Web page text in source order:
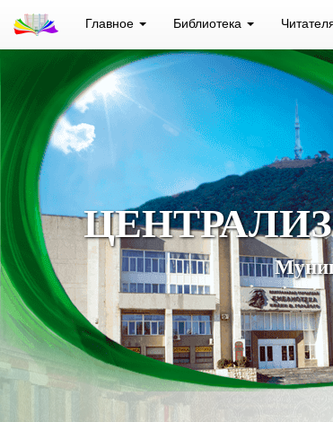
Главное Библиотека